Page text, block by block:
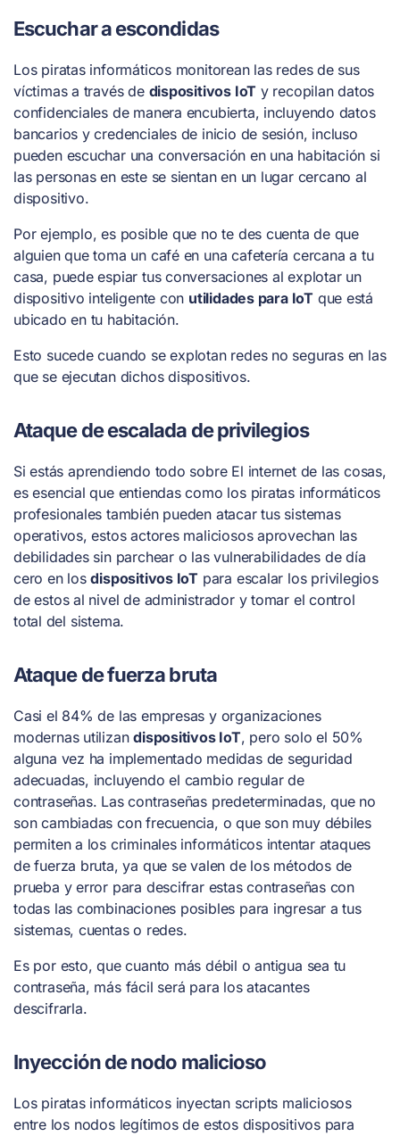
Escuchar a escondidas
Los piratas informáticos monitorean las redes de sus
víctimas a través de dispositivos IoT y recopilan datos
confidenciales de manera encubierta, incluyendo datos
bancarios y credenciales de inicio de sesión, incluso
pueden escuchar una conversación en una habitación si
las personas en este se sientan en un lugar cercano al
dispositivo.
Por ejemplo, es posible que no te des cuenta de que
alguien que toma un café en una cafetería cercana a tu
casa, puede espiar tus conversaciones al explotar un
dispositivo inteligente con utilidades para IoT que está
ubicado en tu habitación.
Esto sucede cuando se explotan redes no seguras en las
que se ejecutan dichos dispositivos.
Ataque de escalada de privilegios
Si estás aprendiendo todo sobre El internet de las cosas,
es esencial que entiendas como los piratas informáticos
profesionales también pueden atacar tus sistemas
operativos, estos actores maliciosos aprovechan las
debilidades sin parchear o las vulnerabilidades de día
cero en losdispositivos IoT para escalar los privilegios
de estos al nivel de administrador y tomar el control
total del sistema.
Ataque de fuerza bruta
Casi el 84% de las empresas y organizaciones
modernas utilizandispositivos IoT, pero solo el 50%
alguna vez ha implementado medidas de seguridad
adecuadas, incluyendo el cambio regular de
contraseñas. Las contraseñas predeterminadas, que no
son cambiadas con frecuencia, o que son muy débiles
permiten a los criminales informáticos intentar ataques
de fuerza bruta, ya que se valen de los métodos de
prueba y error para descifrar estas contraseñas con
todas las combinaciones posibles para ingresar a tus
sistemas, cuentas o redes.
Es por esto, que cuanto más débil o antigua sea tu
contraseña, más fácil será para los atacantes
descifrarla.
Inyección de nodo malicioso
Los piratas informáticos inyectan scripts maliciosos
entre los nodos legítimos de estos dispositivos para